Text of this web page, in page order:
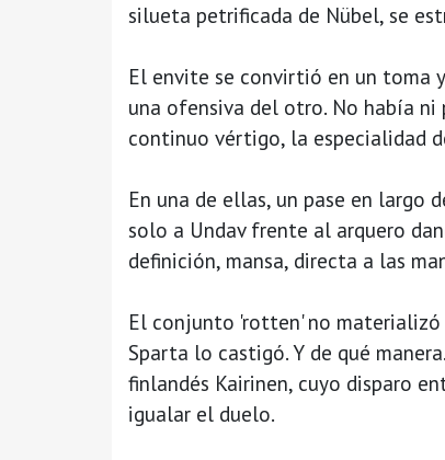
silueta petrificada de Nübel, se
El envite se convirtió en un toma
una ofensiva del otro. No había ni
continuo vértigo, la especialidad
En una de ellas, un pase en largo
solo a Undav frente al arquero
definición, mansa, directa a las
El conjunto 'rotten' no materializó
Sparta lo castigó. Y de qué
finlandés Kairinen, cuyo disparo
igualar el duelo.